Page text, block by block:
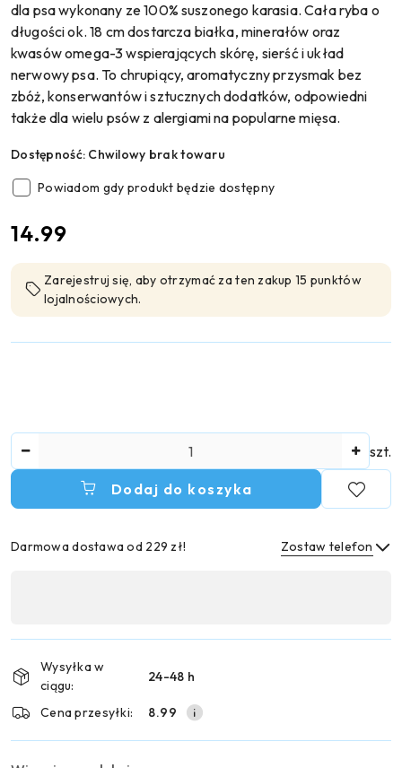
dla psa wykonany ze 100% suszonego karasia. Cała ryba o
długości ok. 18 cm dostarcza białka, minerałów oraz
kwasów omega-3 wspierających skórę, sierść i układ
nerwowy psa. To chrupiący, aromatyczny przysmak bez
zbóż, konserwantów i sztucznych dodatków, odpowiedni
także dla wielu psów z alergiami na popularne mięsa.
Dostępność: Chwilowy brak towaru
Powiadom gdy produkt będzie dostępny
cena:
14.99
Zarejestruj się, aby otrzymać za ten zakup 15 punktów
lojalnościowych.
szt.
Dodaj do koszyka
Darmowa dostawa od 229 zł! Zostaw telefon
płatność
dostawa
Wysyłka w
ciągu:
24-48 h
Cena przesyłki: 8.99